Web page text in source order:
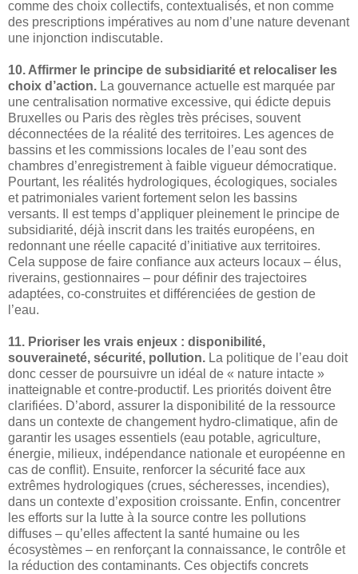
comme des choix collectifs, contextualisés, et non comme
des prescriptions impératives au nom d’une nature devenant
une injonction indiscutable.
10. Affirmer le principe de subsidiarité et relocaliser les
choix d’action. La gouvernance actuelle est marquée par
une centralisation normative excessive, qui édicte depuis
Bruxelles ou Paris des règles très précises, souvent
déconnectées de la réalité des territoires. Les agences de
bassins et les commissions locales de l’eau sont des
chambres d’enregistrement à faible vigueur démocratique.
Pourtant, les réalités hydrologiques, écologiques, sociales
et patrimoniales varient fortement selon les bassins
versants. Il est temps d’appliquer pleinement le principe de
subsidiarité, déjà inscrit dans les traités européens, en
redonnant une réelle capacité d’initiative aux territoires.
Cela suppose de faire confiance aux acteurs locaux – élus,
riverains, gestionnaires – pour définir des trajectoires
adaptées, co-construites et différenciées de gestion de
l’eau.
11. Prioriser les vrais enjeux : disponibilité,
souveraineté, sécurité, pollution. La politique de l’eau doit
donc cesser de poursuivre un idéal de « nature intacte »
inatteignable et contre-productif. Les priorités doivent être
clarifiées. D’abord, assurer la disponibilité de la ressource
dans un contexte de changement hydro-climatique, afin de
garantir les usages essentiels (eau potable, agriculture,
énergie, milieux, indépendance nationale et européenne en
cas de conflit). Ensuite, renforcer la sécurité face aux
extrêmes hydrologiques (crues, sécheresses, incendies),
dans un contexte d’exposition croissante. Enfin, concentrer
les efforts sur la lutte à la source contre les pollutions
diffuses – qu’elles affectent la santé humaine ou les
écosystèmes – en renforçant la connaissance, le contrôle et
la réduction des contaminants. Ces objectifs concrets